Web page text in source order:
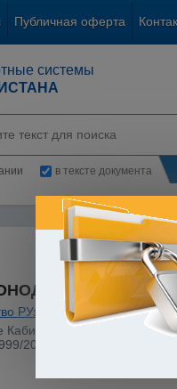
Публичная оферта
системы
в тексте документа
РУз Образование. Наука.
Кабинета Министров
2000 учебном году"